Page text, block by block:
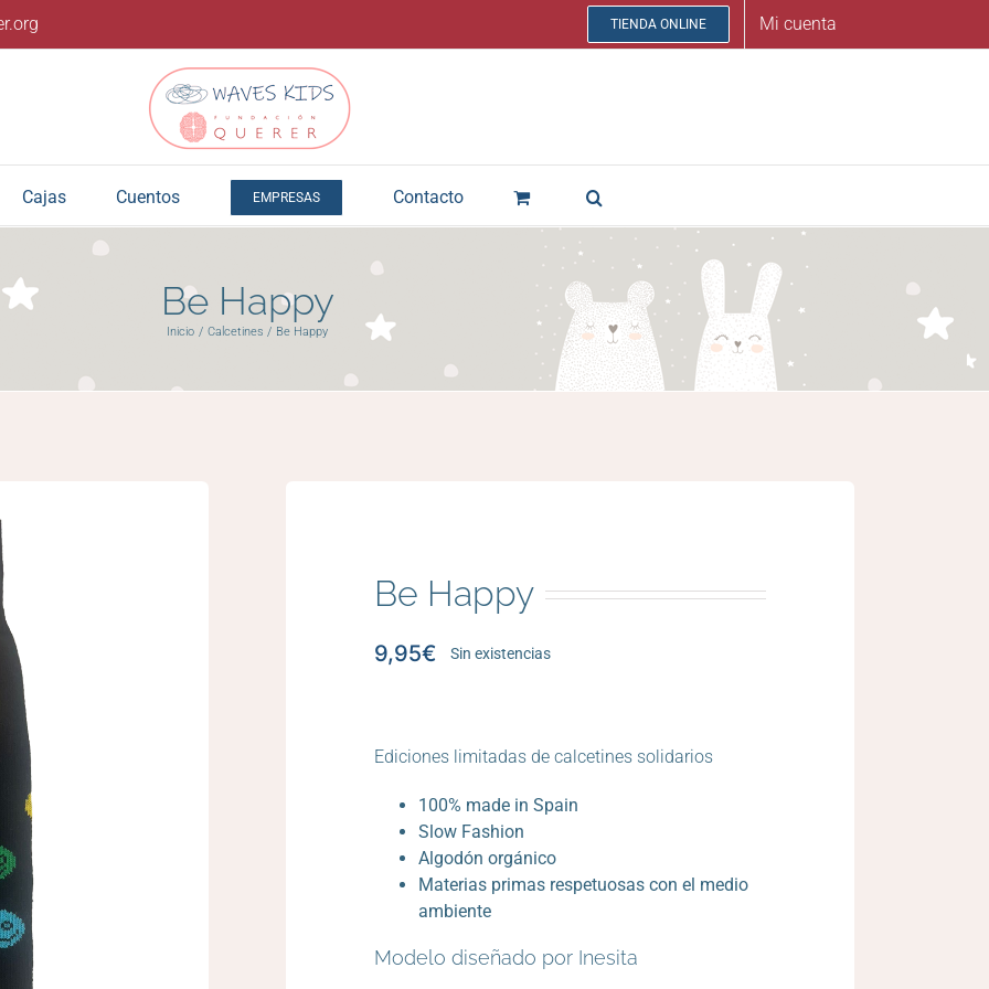
TIENDA ONLINE Mi cuenta
Cajas Cuentos EMPRESAS Contacto
Be Happy
Inicio Calcetines Be Happy
Be Happy
9,95€ Sin existencias
Ediciones limitadas de calcetines solidarios
100% made in Spain
Slow Fashion
Algodón orgánico
Materias primas respetuosas con el medio
ambiente
Modelo diseñado por Inesita